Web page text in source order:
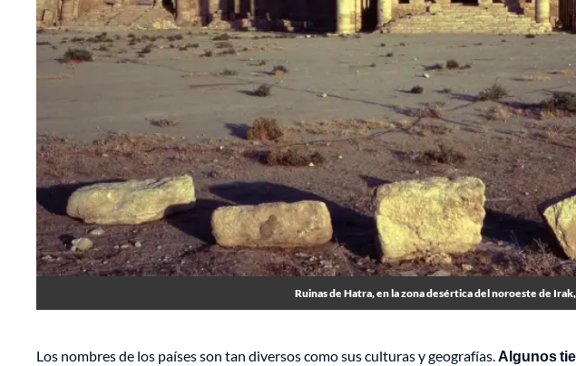
Ruinas de Hatra, en la zona desértica del noroeste de
Los nombres de los países son tan diversos como sus culturas y geografías.Algunos